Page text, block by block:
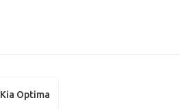
Kia Optima